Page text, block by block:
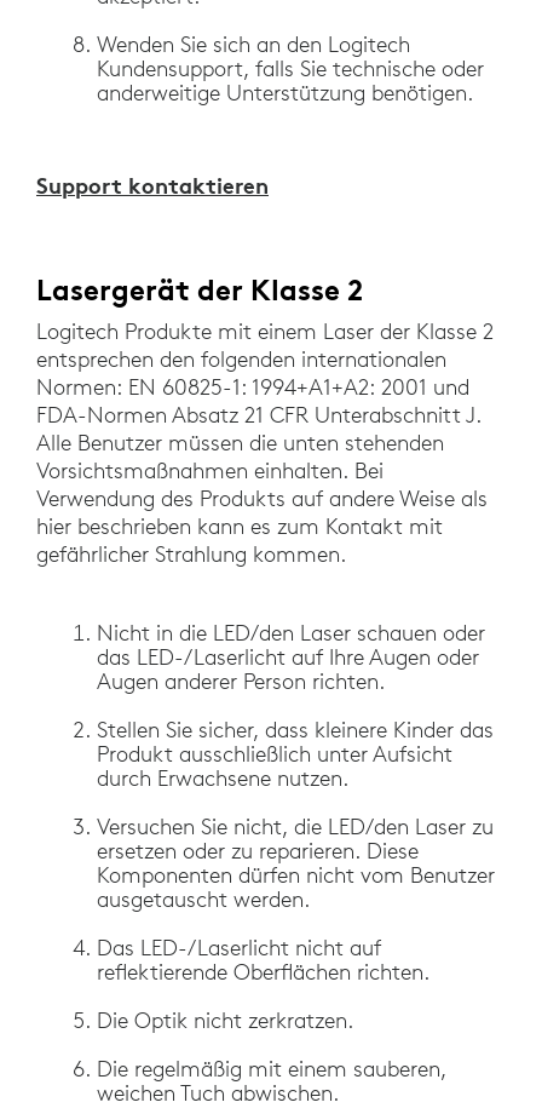
Wenden Sie sich an den Logitech
Kundensupport, falls Sie technische oder
anderweitige Unterstützung benötigen.
Support kontaktieren
Lasergerät der Klasse 2
Logitech Produkte mit einem Laser der Klasse 2
entsprechen den folgenden internationalen
Normen: EN 60825-1: 1994+A1+A2: 2001 und
FDA-Normen Absatz 21 CFR Unterabschnitt J.
Alle Benutzer müssen die unten stehenden
Vorsichtsmaßnahmen einhalten. Bei
Verwendung des Produkts auf andere Weise als
hier beschrieben kann es zum Kontakt mit
gefährlicher Strahlung kommen.
Nicht in die LED/den Laser schauen oder
das LED-/Laserlicht auf Ihre Augen oder
Augen anderer Person richten.
Stellen Sie sicher, dass kleinere Kinder das
Produkt ausschließlich unter Aufsicht
durch Erwachsene nutzen.
Versuchen Sie nicht, die LED/den Laser zu
ersetzen oder zu reparieren. Diese
Komponenten dürfen nicht vom Benutzer
ausgetauscht werden.
Das LED-/Laserlicht nicht auf
reflektierende Oberflächen richten.
Die Optik nicht zerkratzen.
Die regelmäßig mit einem sauberen,
weichen Tuch abwischen.